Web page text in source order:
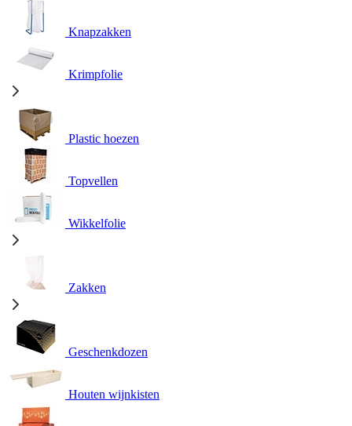
Knapzakken
Krimpfolie
Plastic hoezen
Topvellen
Wikkelfolie
Zakken
Geschenkdozen
Houten wijnkisten